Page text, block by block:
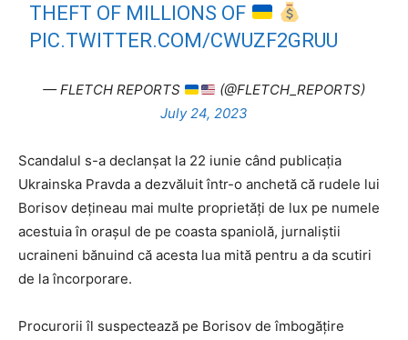
THEFT OF MILLIONS OF
PIC.TWITTER.COM/CWUZF2GRUU
— FLETCH REPORTS
(@FLETCH_REPORTS)
July 24, 2023
Scandalul s-a declanşat la 22 iunie când publicaţia
Ukrainska Pravda a dezvăluit într-o anchetă că rudele lui
Borisov deţineau mai multe proprietăţi de lux pe numele
acestuia în oraşul de pe coasta spaniolă, jurnaliştii
ucraineni bănuind că acesta lua mită pentru a da scutiri
de la încorporare.
Procurorii îl suspectează pe Borisov de îmbogăţire